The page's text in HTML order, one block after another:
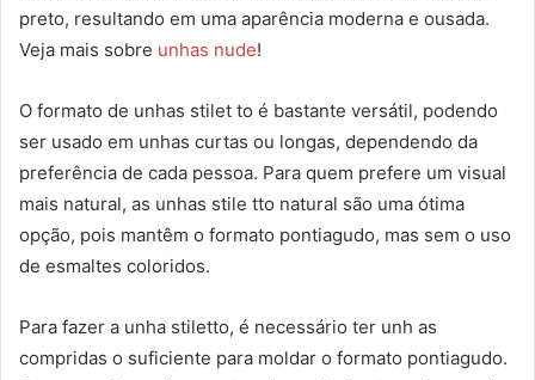
preto, resultando em uma aparência moderna e ousada.
Veja mais sobre unhas nude!
O formato de unhas stilet to é bastante versátil, podendo
ser usado em unhas curtas ou longas, dependendo da
preferência de cada pessoa. Para quem prefere um visual
mais natural, as unhas stile tto natural são uma ótima
opção, pois mantêm o formato pontiagudo, mas sem o uso
de esmaltes coloridos.
Para fazer a unha stiletto, é necessário ter unh as
compridas o suficiente para moldar o formato pontiagudo.